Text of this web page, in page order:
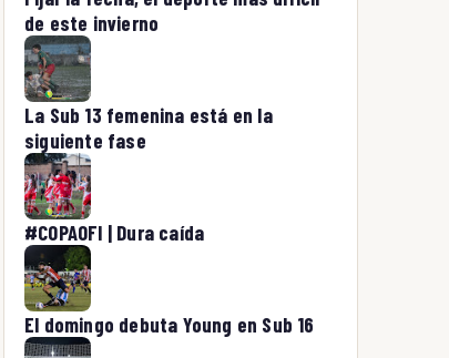
de este invierno
La Sub 13 femenina está en la
siguiente fase
#COPAOFI | Dura caída
El domingo debuta Young en Sub 16